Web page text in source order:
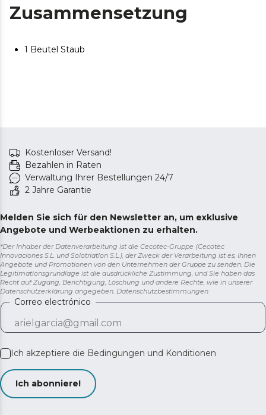
Zusammensetzung
1 Beutel Staub
Kostenloser Versand!
Bezahlen in Raten
Verwaltung Ihrer Bestellungen 24/7
2 Jahre Garantie
Melden Sie sich für den Newsletter an, um exklusive
Angebote und Werbeaktionen zu erhalten.
*Der Inhaber der Datenverarbeitung ist die Cecotec-Gruppe (Cecotec
Innovaciones S.L. und Solotriatlon S.L.), der Zweck der Verarbeitung ist es, Ihnen
Angebote und Promotionen von den Unternehmen der Gruppe zu senden. Die
Legitimationsgrundlage ist die ausdrückliche Zustimmung, und Sie haben das
Recht auf Zugang, Berichtigung, Löschung und andere Rechte, wie in unserer
Datenschutzerklärung angegeben. Datenschutzbestimmungen
Correo electrónico
Ich akzeptiere die Bedingungen und Konditionen
Ich abonniere!